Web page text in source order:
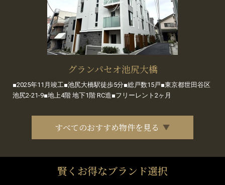
グランパセオ池尻大橋
■2025年11月竣工■池尻大橋駅徒歩5分■総戸数15戸■東京都世田谷区
池尻2-21-9■地上4階 地下1階 RC造■フリーレント2ヶ月
すべてのおすすめ物件を見る
賢くお得なブランド選択